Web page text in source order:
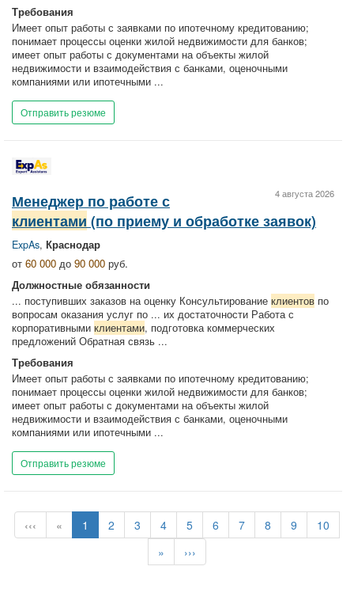
Требования
Имеет опыт работы с заявками по ипотечному кредитованию;
понимает процессы оценки жилой недвижимости для банков;
имеет опыт работы с документами на объекты жилой
недвижимости и взаимодействия с банками, оценочными
компаниями или ипотечными ...
Отправить резюме
4 августа 2026
Менеджер по работе с
клиентами (по приему и обработке заявок)
ExpAs, Краснодар
от 60 000 до 90 000 руб.
Должностные обязанности
... поступивших заказов на оценку Консультирование клиентов по
вопросам оказания услуг по ... их достаточности Работа с
корпоративными клиентами, подготовка коммерческих
предложений Обратная связь ...
Требования
Имеет опыт работы с заявками по ипотечному кредитованию;
понимает процессы оценки жилой недвижимости для банков;
имеет опыт работы с документами на объекты жилой
недвижимости и взаимодействия с банками, оценочными
компаниями или ипотечными ...
Отправить резюме
‹‹‹ « 1 2 3 4 5 6 7 8 9
10
»
›››